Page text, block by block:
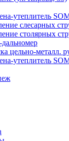
утеплитель
слесарных
столярных
дальномер
цельно-металл.
утеплитель